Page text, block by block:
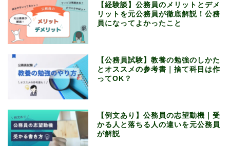
【経験談】公務員のメリットとデメ
リットを元公務員が徹底解説！公務
員になってよかったこと
【公務員試験】教養の勉強のしかた
とオススメの参考書｜捨て科目は作
ってOK？
【例文あり】公務員の志望動機｜受
かる人と落ちる人の違いを元公務員
が解説